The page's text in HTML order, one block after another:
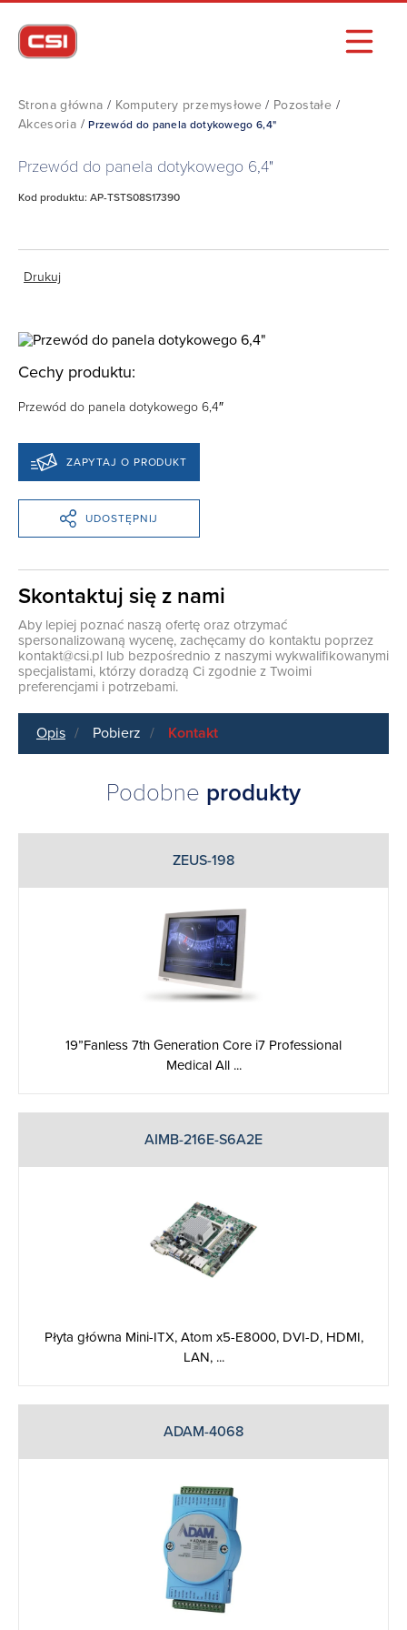
Strona główna / Komputery przemysłowe / Pozostałe /
Akcesoria /Przewód do panela dotykowego 6,4"
Przewód do panela dotykowego 6,4"
Kod produktu: AP-TSTS08S17390
Drukuj
Cechy produktu:
Przewód do panela dotykowego 6,4″
ZAPYTAJ O PRODUKT
UDOSTĘPNIJ
Skontaktuj się z nami
Aby lepiej poznać naszą ofertę oraz otrzymać
spersonalizowaną wycenę, zachęcamy do kontaktu poprzez
kontakt@csi.pl lub bezpośrednio z naszymi wykwalifikowanymi
specjalistami, którzy doradzą Ci zgodnie z Twoimi
preferencjami i potrzebami.
Opis Pobierz Kontakt
Podobne produkty
ZEUS-198
19”Fanless 7th Generation Core i7 Professional
Medical All ...
AIMB-216E-S6A2E
Płyta główna Mini-ITX, Atom x5-E8000, DVI-D, HDMI,
LAN, ...
ADAM-4068